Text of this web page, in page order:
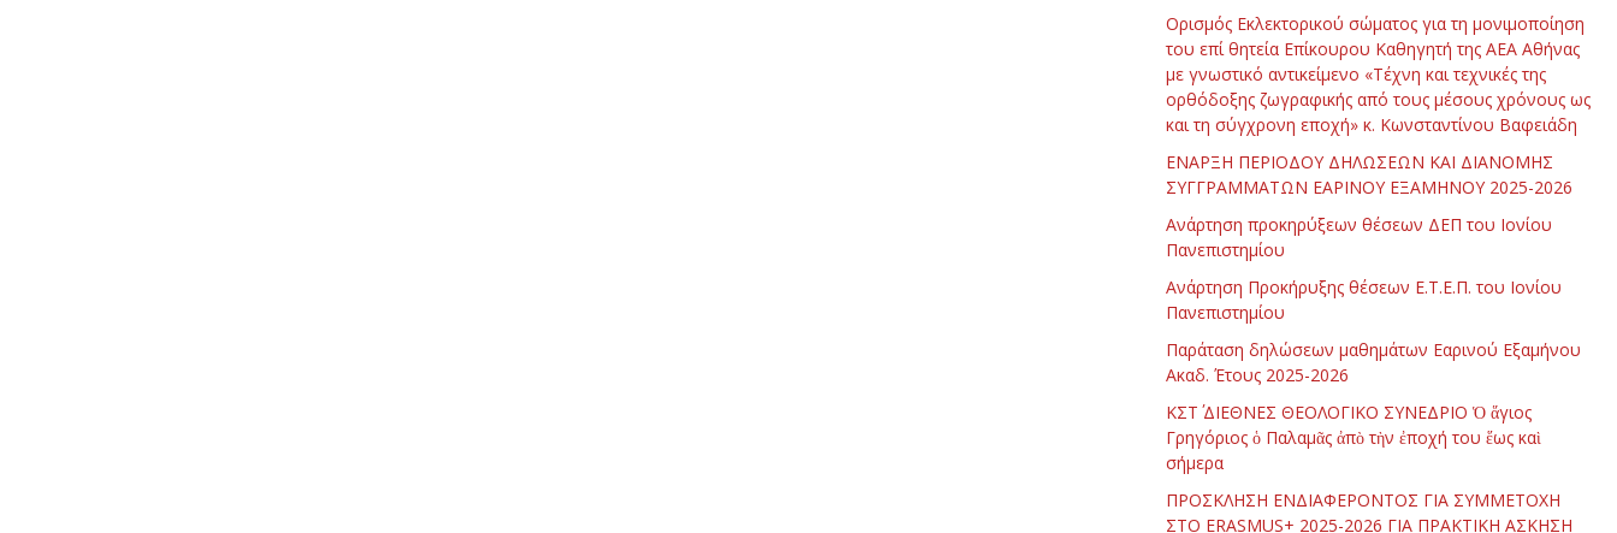
Ορισμός Εκλεκτορικού σώματος για τη μονιμοποίηση
του επί θητεία Επίκουρου Καθηγητή της ΑΕΑ Αθήνας
με γνωστικό αντικείμενο «Τέχνη και τεχνικές της
ορθόδοξης ζωγραφικής από τους μέσους χρόνους ως
και τη σύγχρονη εποχή» κ. Κωνσταντίνου Βαφειάδη
ΕΝΑΡΞΗ ΠΕΡΙΟΔΟΥ ΔΗΛΩΣΕΩΝ ΚΑΙ ΔΙΑΝΟΜΗΣ
ΣΥΓΓΡΑΜΜΑΤΩΝ ΕΑΡΙΝΟΥ ΕΞΑΜΗΝΟΥ 2025-2026
Ανάρτηση προκηρύξεων θέσεων ΔΕΠ του Ιονίου
Πανεπιστημίου
Ανάρτηση Προκήρυξης θέσεων Ε.Τ.Ε.Π. του Ιονίου
Πανεπιστημίου
Παράταση δηλώσεων μαθημάτων Εαρινού Εξαμήνου
Ακαδ. Έτους 2025-2026
ΚΣΤ΄ ΔΙΕΘΝΕΣ ΘΕΟΛΟΓΙΚΟ ΣΥΝΕΔΡΙΟ Ὁ ἅγιος
Γρηγόριος ὁ Παλαμᾶς ἀπὸ τὴν ἐποχή του ἕως καὶ
σήμερα
ΠΡΟΣΚΛΗΣΗ ΕΝΔΙΑΦΕΡΟΝΤΟΣ ΓΙΑ ΣΥΜΜΕΤΟΧΗ
ΣΤΟ ERASMUS+ 2025-2026 ΓΙΑ ΠΡΑΚΤΙΚΗ ΑΣΚΗΣΗ